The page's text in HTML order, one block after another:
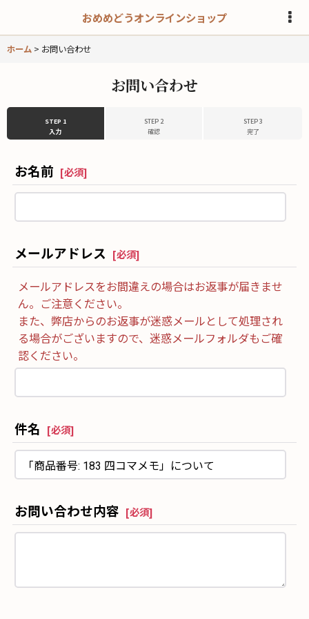
おめめどうオンラインショップ
ホーム > お問い合わせ
お問い合わせ
STEP 1
入力
STEP 2
確認
STEP 3
完了
お名前 [必須]
メールアドレス [必須]
メールアドレスをお間違えの場合はお返事が届きませ
ん。ご注意ください。
また、弊店からのお返事が迷惑メールとして処理され
る場合がございますので、迷惑メールフォルダもご確
認ください。
件名 [必須]
お問い合わせ内容 [必須]